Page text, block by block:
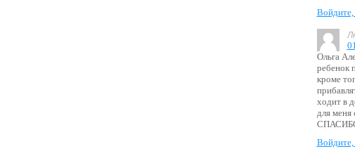
Войдите,
Ольга
ребенок
кроме
ходит в
для меня
СПАСИБО
Войдите,